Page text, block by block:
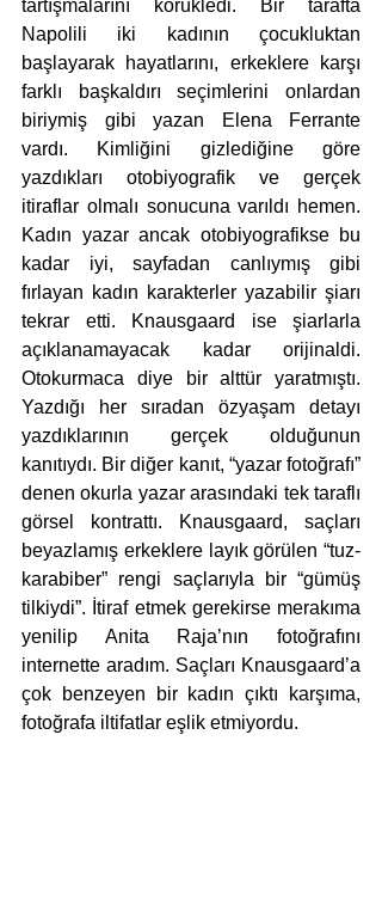
tartışmalarını körükledi. Bir tarafta
Napolili iki kadının çocukluktan
başlayarak hayatlarını, erkeklere karşı
farklı başkaldırı seçimlerini onlardan
biriymiş gibi yazan Elena Ferrante
vardı. Kimliğini gizlediğine göre
yazdıkları otobiyografik ve gerçek
itiraflar olmalı sonucuna varıldı hemen.
Kadın yazar ancak otobiyografikse bu
kadar iyi, sayfadan canlıymış gibi
fırlayan kadın karakterler yazabilir şiarı
tekrar etti. Knausgaard ise şiarlarla
açıklanamayacak kadar orijinaldi.
Otokurmaca diye bir alttür yaratmıştı.
Yazdığı her sıradan özyaşam detayı
yazdıklarının gerçek olduğunun
kanıtıydı. Bir diğer kanıt, “yazar fotoğrafı”
denen okurla yazar arasındaki tek taraflı
görsel kontrattı. Knausgaard, saçları
beyazlamış erkeklere layık görülen “tuz-
karabiber” rengi saçlarıyla bir “gümüş
tilkiydi”. İtiraf etmek gerekirse merakıma
yenilip Anita Raja’nın fotoğrafını
internette aradım. Saçları Knausgaard’a
çok benzeyen bir kadın çıktı karşıma,
fotoğrafa iltifatlar eşlik etmiyordu.